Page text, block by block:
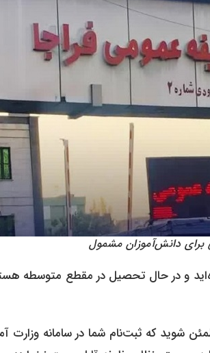
دانش‌آموزان مشمول
به سن ۱۸ سال تمام رسیده‌اید و در حال تحصیل در
شوید که ثبت‌نام شما در سامانه